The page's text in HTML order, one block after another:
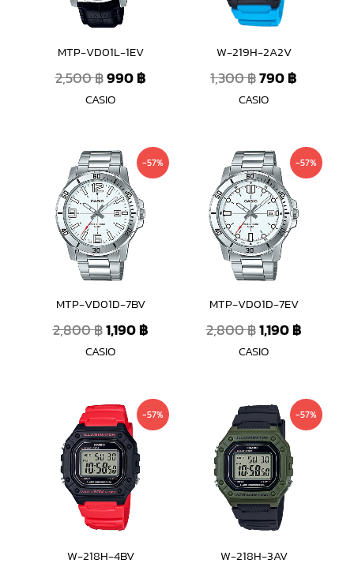
MTP-VD01L-1EV
2,500฿990฿
CASIO
W-219H-2A2V
1,300฿790฿
CASIO
-57%
MTP-VD01D-7BV
2,800฿
Original
price
was:
2,800 ฿.
1,190฿
Current
price
CASIO
-57%
MTP-VD01D-7EV
2,800฿
Original
price
was:
2,800 ฿.
1,190฿
Current
price
CASIO
-57%
W-218H-4BV
Original
price
was:
1,590 ฿.
Current
price
-57%
W-218H-3AV
Original
price
was:
1,590 ฿.
Current
price